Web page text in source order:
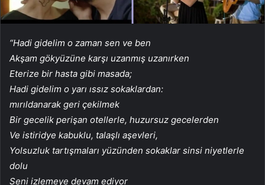
“Hadi gidelim o zaman sen ve ben
Akşam gökyüzüne karşı uzanmış uzanırken
Eterize bir hasta gibi masada;
Hadi gidelim o yarı ıssız sokaklardan:
mırıldanarak geri çekilmek
Bir gecelik perişan otellerle, huzursuz gecelerden
Ve istiridye kabuklu, talaşlı aşevleri,
Yolsuzluk tartışmaları yüzünden sokaklar sinsi niyetlerle
dolu
Seni izlemeye devam ediyor